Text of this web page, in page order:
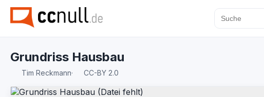
Grundriss Hausbau
Tim Reckmann· CC-BY 2.0